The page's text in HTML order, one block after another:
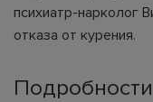
психиатр-нарколог
отказа от курения.